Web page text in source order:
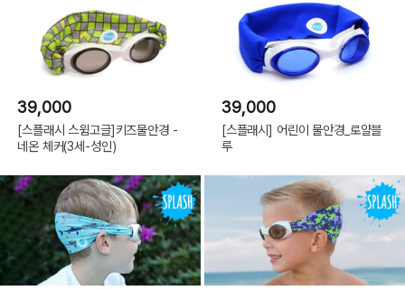
39,000
[스플래시 스윔고글]키즈물안경 -
네온 체커(3세-성인)
39,000
[스플래시] 어린이 물안경_로얄블
루